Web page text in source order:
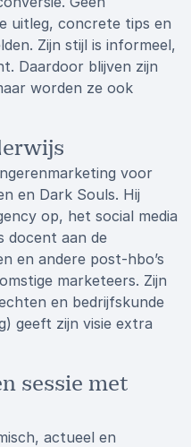
uitleg, concrete tips en
Zijn stijl is informeel,
Daardoor blijven zijn
worden ze ook
voor
en Dark Souls. Hij
op, het social media
docent aan de
en andere post-hbo’s
marketeers. Zijn
en bedrijfskunde
geeft zijn visie extra
sessie met
actueel en